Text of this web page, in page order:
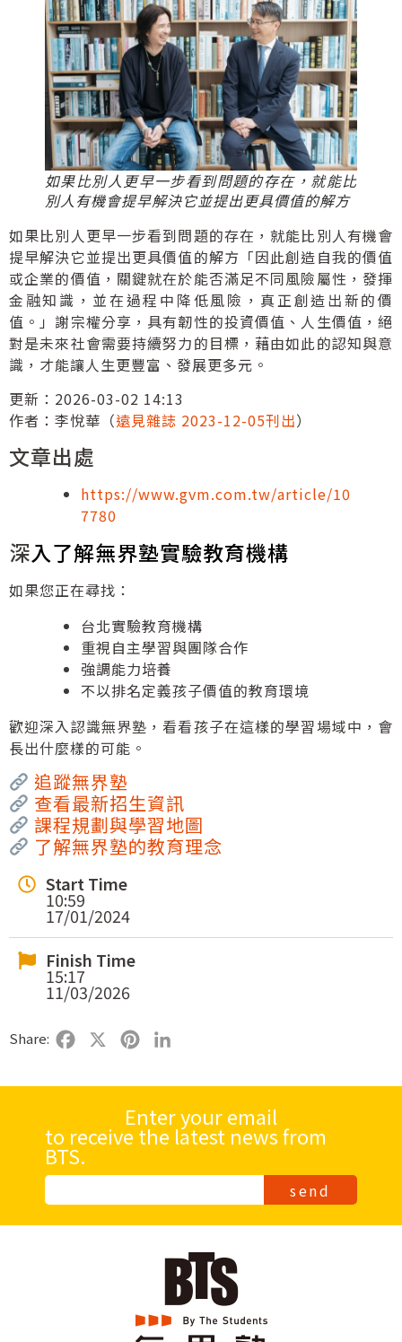
如果比別人更早一步看到問題的存在，就能比
別人有機會提早解決它並提出更具價值的解方
如果比別人更早一步看到問題的存在，就能比別人有機會
提早解決它並提出更具價值的解方「因此創造自我的價值
或企業的價值，關鍵就在於能否滿足不同風險屬性，發揮
金融知識，並在過程中降低風險，真正創造出新的價
值。」謝宗權分享，具有韌性的投資價值、人生價值，絕
對是未來社會需要持續努力的目標，藉由如此的認知與意
識，才能讓人生更豐富、發展更多元。
更新：2026-03-02 14:13
作者：李悅華（遠見雜誌 2023-12-05刊出）
文章出處
https://www.gvm.com.tw/article/10
7780
深入了解無界塾實驗教育機構
如果您正在尋找：
台北實驗教育機構
重視自主學習與團隊合作
強調能力培養
不以排名定義孩子價值的教育環境
歡迎深入認識無界塾，看看孩子在這樣的學習場域中，會
長出什麼樣的可能。
追蹤無界塾
查看最新招生資訊
課程規劃與學習地圖
了解無界塾的教育理念
Start Time
10:59
17/01/2024
Finish Time
15:17
11/03/2026
Share: Facebook Pinterest
Enter your email
to receive the latest news from
BTS.
send